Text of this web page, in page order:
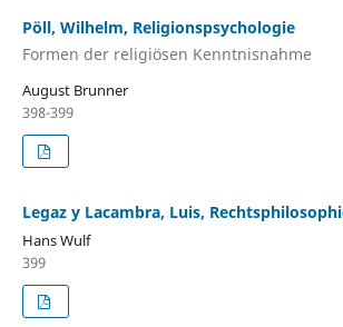
Pöll, Wilhelm, Religionspsychologie
Formen der religiösen Kenntnisnahme
August Brunner
398-399
Legaz y Lacambra, Luis,
Hans Wulf
399